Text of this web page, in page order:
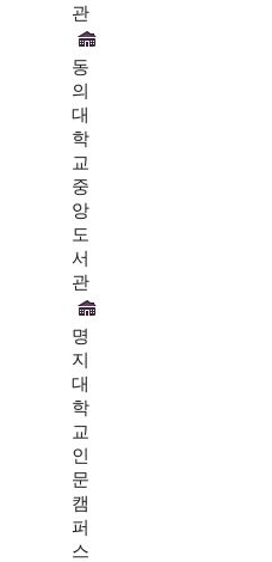
관
동
의
대
학
교
중
앙
도
서
관
명
지
대
학
교
인
문
캠
퍼
스